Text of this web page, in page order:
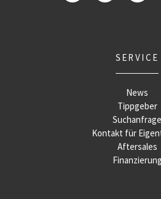
SERVICE
News
Tippgeber
Suchanfrage
Kontakt für
Aftersales
Finanzierung